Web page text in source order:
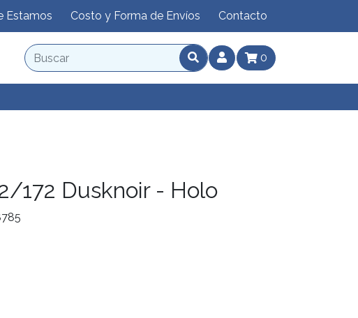
Estamos Costo y Forma de Envíos Contacto
0
172 Dusknoir - Holo